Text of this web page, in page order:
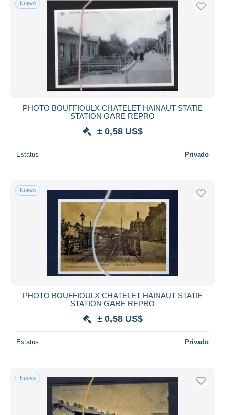
Sólo con descuento
Envío gratis
Métodos de pago
PayPal
Transferencia bancaria
Visa
Mastercard
iDeal
Deseleccionar todo
Aplicar
Nuevo
PHOTO BOUFFIOULX CHATELET HAINAUT STATIE
STATION GARE REPRO
± 0,58 US$
Estatus Privado
Nuevo
PHOTO BOUFFIOULX CHATELET HAINAUT STATIE
STATION GARE REPRO
± 0,58 US$
Estatus Privado
Nuevo